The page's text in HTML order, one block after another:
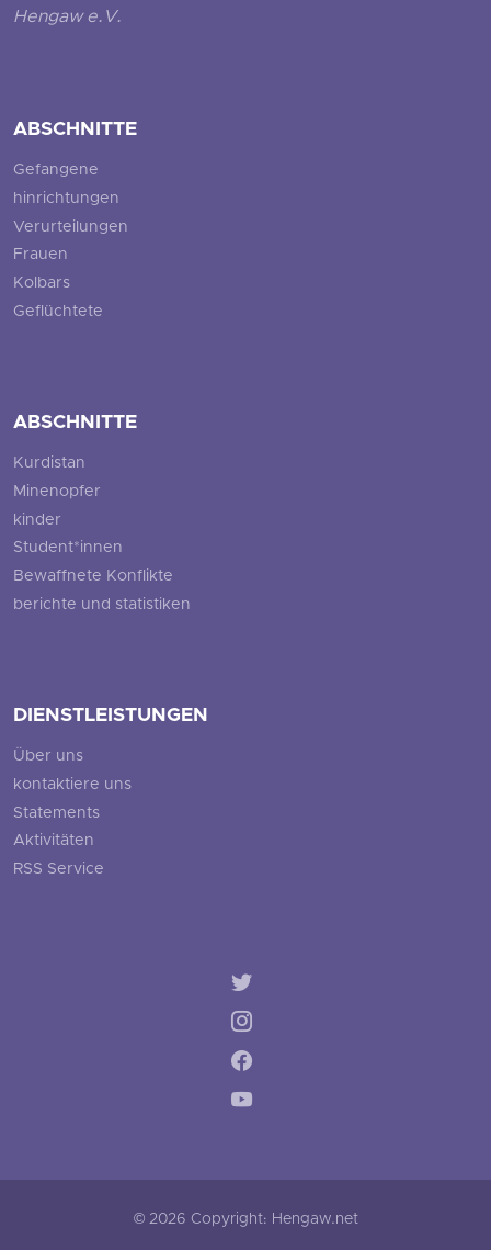
Hengaw e.V.
ABSCHNITTE
Gefangene
hinrichtungen
Verurteilungen
Frauen
Kolbars
Geflüchtete
ABSCHNITTE
Kurdistan
Minenopfer
kinder
Student*innen
Bewaffnete Konflikte
berichte und statistiken
DIENSTLEISTUNGEN
Über uns
kontaktiere uns
Statements
Aktivitäten
RSS Service
© 2026 Copyright: Hengaw.net